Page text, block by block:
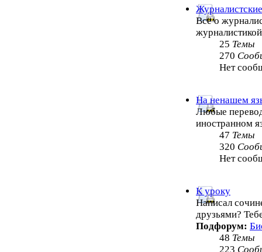
Всё о
25 Темы
270
Нет
На ненашем
Любые
иностранном
47 Темы
320
Нет
К уроку
Написал
друзьями?
Подфорум:
48 Темы
223